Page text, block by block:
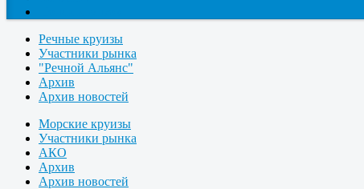
Речные круизы
Участники рынка
"Речной Альянс"
Архив
Архив новостей
Морские круизы
Участники рынка
АКО
Архив
Архив новостей